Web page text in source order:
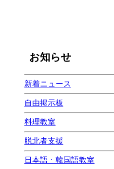
お知らせ
新着ニュース
自由掲示板
料理教室
脱北者支援
日本語ㆍ韓国語教室